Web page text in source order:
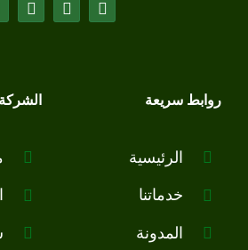
روابط سريعة
الرئيسية
خدماتنا
المدونة
الشركة